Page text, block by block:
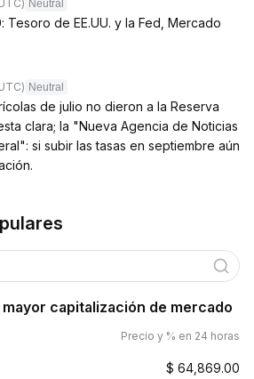
Neutral
Tesoro de EE.UU. y la Fed, Mercado
Neutral
de julio no dieron a la Reserva
clara; la "Nueva Agencia de Noticias
si subir las tasas en septiembre aún
capitalización de mercado
Precio y % en 24 horas
$ 64,869.00